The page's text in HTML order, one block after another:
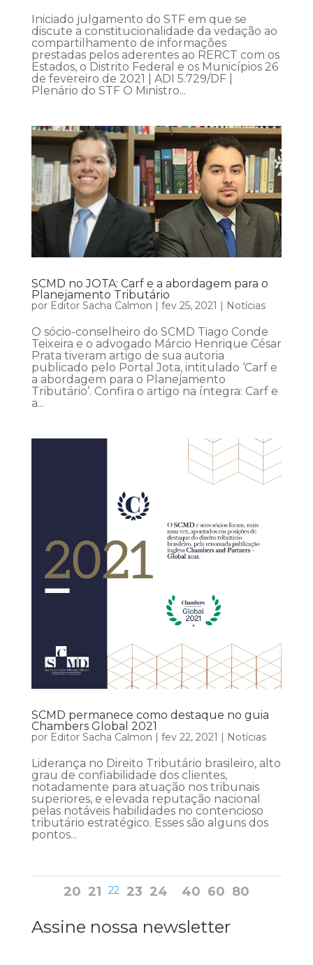
Iniciado julgamento do STF em que se
discute a constitucionalidade da vedação ao
compartilhamento de informações
prestadas pelos aderentes ao RERCT com os
Estados, o Distrito Federal e os Municípios 26
de fevereiro de 2021 | ADI 5.729/DF |
Plenário do STF O Ministro...
SCMD no JOTA: Carf e a abordagem para o
Planejamento Tributário
por Editor Sacha Calmon | fev 25, 2021 | Notícias
O sócio-conselheiro do SCMD Tiago Conde
Teixeira e o advogado Márcio Henrique César
Prata tiveram artigo de sua autoria
publicado pelo Portal Jota, intitulado ‘Carf e
a abordagem para o Planejamento
Tributário’. Confira o artigo na íntegra: Carf e
a...
SCMD permanece como destaque no guia
Chambers Global 2021
por Editor Sacha Calmon | fev 22, 2021 | Notícias
Liderança no Direito Tributário brasileiro, alto
grau de confiabilidade dos clientes,
notadamente para atuação nos tribunais
superiores, e elevada reputação nacional
pelas notáveis habilidades no contencioso
tributário estratégico. Esses são alguns dos
pontos...
20 21 22 23 24 40 60 80
Assine nossa newsletter